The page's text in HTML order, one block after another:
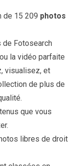
de 15 209 photos
de Fotosearch
la vidéo parfaite
visualisez, et
de plus de
que vous
libres de droit